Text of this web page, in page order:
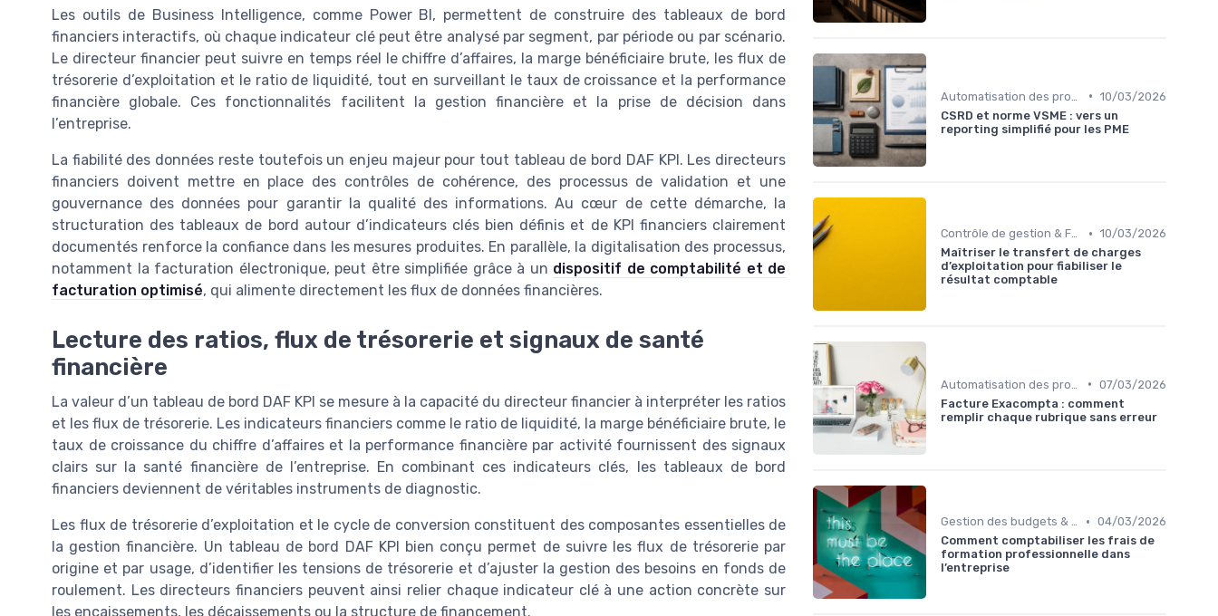
Les outils de Business Intelligence, comme Power BI, permettent de construire des tableaux de bord
financiers interactifs, où chaque indicateur clé peut être analysé par segment, par période ou par scénario.
Le directeur financier peut suivre en temps réel le chiffre d’affaires, la marge bénéficiaire brute, les flux de
trésorerie d’exploitation et le ratio de liquidité, tout en surveillant le taux de croissance et la performance
financière globale. Ces fonctionnalités facilitent la gestion financière et la prise de décision dans
l’entreprise.
La fiabilité des données reste toutefois un enjeu majeur pour tout tableau de bord DAF KPI. Les directeurs
financiers doivent mettre en place des contrôles de cohérence, des processus de validation et une
gouvernance des données pour garantir la qualité des informations. Au cœur de cette démarche, la
structuration des tableaux de bord autour d’indicateurs clés bien définis et de KPI financiers clairement
documentés renforce la confiance dans les mesures produites. En parallèle, la digitalisation des processus,
notamment la facturation électronique, peut être simplifiée grâce à un dispositif de comptabilité et de
facturation optimisé, qui alimente directement les flux de données financières.
Lecture des ratios, flux de trésorerie et signaux de santé
financière
La valeur d’un tableau de bord DAF KPI se mesure à la capacité du directeur financier à interpréter les ratios
et les flux de trésorerie. Les indicateurs financiers comme le ratio de liquidité, la marge bénéficiaire brute, le
taux de croissance du chiffre d’affaires et la performance financière par activité fournissent des signaux
clairs sur la santé financière de l’entreprise. En combinant ces indicateurs clés, les tableaux de bord
financiers deviennent de véritables instruments de diagnostic.
Les flux de trésorerie d’exploitation et le cycle de conversion constituent des composantes essentielles de
la gestion financière. Un tableau de bord DAF KPI bien conçu permet de suivre les flux de trésorerie par
origine et par usage, d’identifier les tensions de trésorerie et d’ajuster la gestion des besoins en fonds de
roulement. Les directeurs financiers peuvent ainsi relier chaque indicateur clé à une action concrète sur
les encaissements, les décaissements ou la structure de financement.
• 10/03/2026
CSRD et norme VSME : vers un
reporting simplifié pour les PME
Contrôle de gestion & FP&A • 10/03/2026
Maîtriser le transfert de charges
d’exploitation pour fiabiliser le
résultat comptable
• 07/03/2026
Facture Exacompta : comment
remplir chaque rubrique sans erreur
Gestion des budgets & prévisions • 04/03/2026
Comment comptabiliser les frais de
formation professionnelle dans
l’entreprise